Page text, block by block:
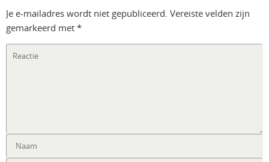
Je e-mailadres wordt niet gepubliceerd. Vereiste velden zijn
gemarkeerd met *